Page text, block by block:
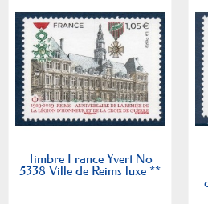
Timbre France Yvert No
5338 Ville de Reims luxe **